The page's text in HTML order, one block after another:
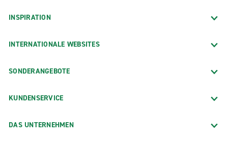
INSPIRATION
INTERNATIONALE WEBSITES
SONDERANGEBOTE
KUNDENSERVICE
DAS UNTERNEHMEN